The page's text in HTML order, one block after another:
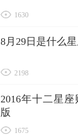
1630
8月29日是什么
2198
2016年十二星
版
1675